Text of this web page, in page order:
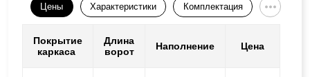
Цены Характеристики Комплектация
Покрытие
каркаса
Длина
ворот
Наполнение Цена